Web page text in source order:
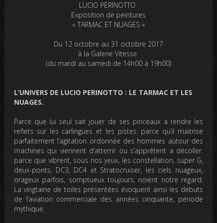
LUCIO PERINOTTO
Exposition de peintures
« TARMAC ET NUAGES »
Du 12 octobre au 31 octobre 2017
à la Galerie Vitesse
(du mardi au samedi de 14h00 à 19h00)
L’UNIVERS DE LUCIO PERINOTTO : LE TARMAC ET LES
NUAGES.
Parce que lui seul sait jouer de ses pinceaux a rendre les
reflets sur les carlingues et les pistes. parce qu’il maitrise
parfaitement l’agitation ordonnée des hommes autour des
machines qui viennent d’atterrir ou s’apprêtent a décoller.
parce que vibrent, sous nos yeux, les constellation, super G,
deux-ponts, DC3, DC4 et Stratocruiser, les ciels nuageux,
orageux parfois, somptueux toujours, noient notre regard.
La vingtaine de toiles présentées évoquent ainsi les débuts
de l’aviation commerciale des années cinquante, période
mythique.